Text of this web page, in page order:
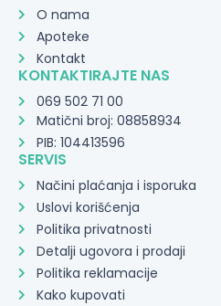
O nama
Apoteke
Kontakt
KONTAKTIRAJTE NAS
069 502 71 00
Matični broj: 08858934
PIB: 104413596
SERVIS
Načini plaćanja i isporuka
Uslovi korišćenja
Politika privatnosti
Detalji ugovora i prodaji
Politika reklamacije
Kako kupovati